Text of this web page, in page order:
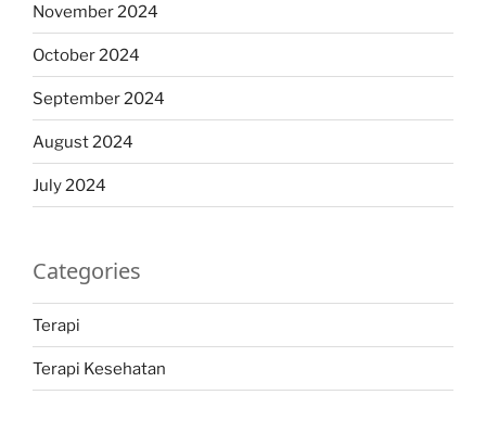
November 2024
October 2024
September 2024
August 2024
July 2024
Categories
Terapi
Terapi Kesehatan